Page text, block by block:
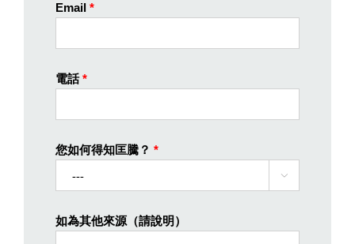
Email *
電話*
您如何得知匡騰？ *

如為其他來源（請說明）